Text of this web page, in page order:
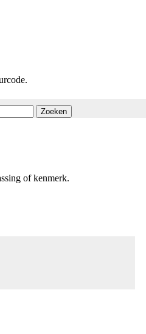
Zoeken
of kenmerk.